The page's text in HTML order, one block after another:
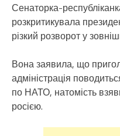
Сенаторка-
розкритикувала
різкий розворот у
Вона заявила, що
адміністрація
по НАТО, натомість
росією.